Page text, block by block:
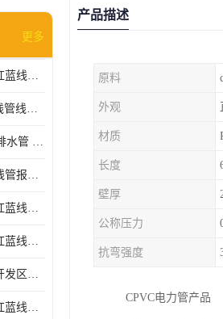
更多
深圳龙华区联塑家装红蓝线管报价单
深圳盐田区联塑PVC线管线槽厂商 可零售批发
联塑PVC给水管 PVC排水管 PVC线管线槽
珠海市联塑家装红蓝线管报价表 联塑水管供货商
深圳福永镇联塑家装红蓝线管价格 支持送货上门
广州南沙区联塑家装红蓝线管批发 库存充足
惠州大亚湾经济技术开发区联塑PPR热水管公司
深圳西丽镇联塑家装红蓝线管供货商 联塑管道供应
产品描述
原料
外观
材质
长度
壁厚
公称压力
抗弯强度
CPVC电力管产品